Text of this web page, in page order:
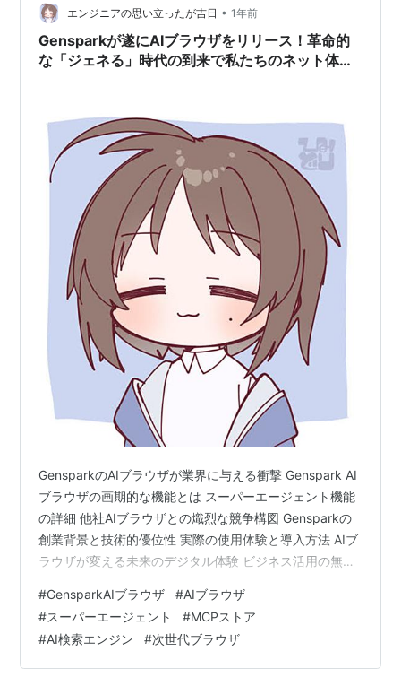
エンジニアの思い立ったが吉日 • 1年前
Gensparkが遂にAIブラウザをリリース！革命的
な「ジェネる」時代の到来で私たちのネット体験
GensparkのAIブラウザが業界に与える衝撃 Genspark AI
ブラウザの画期的な機能とは スーパーエージェント機能
の詳細 他社AIブラウザとの熾烈な競争構図 Gensparkの
創業背景と技術的優位性 実際の使用体験と導入方法 AIブ
ラウザが変える未来のデジタル体験 ビジネス活用の無限
「ジェネる」時代の新たな可能性
#GensparkAIブラウザ #AIブラウザ
#スーパーエージェント #MCPストア
#AI検索エンジン #次世代ブラウザ